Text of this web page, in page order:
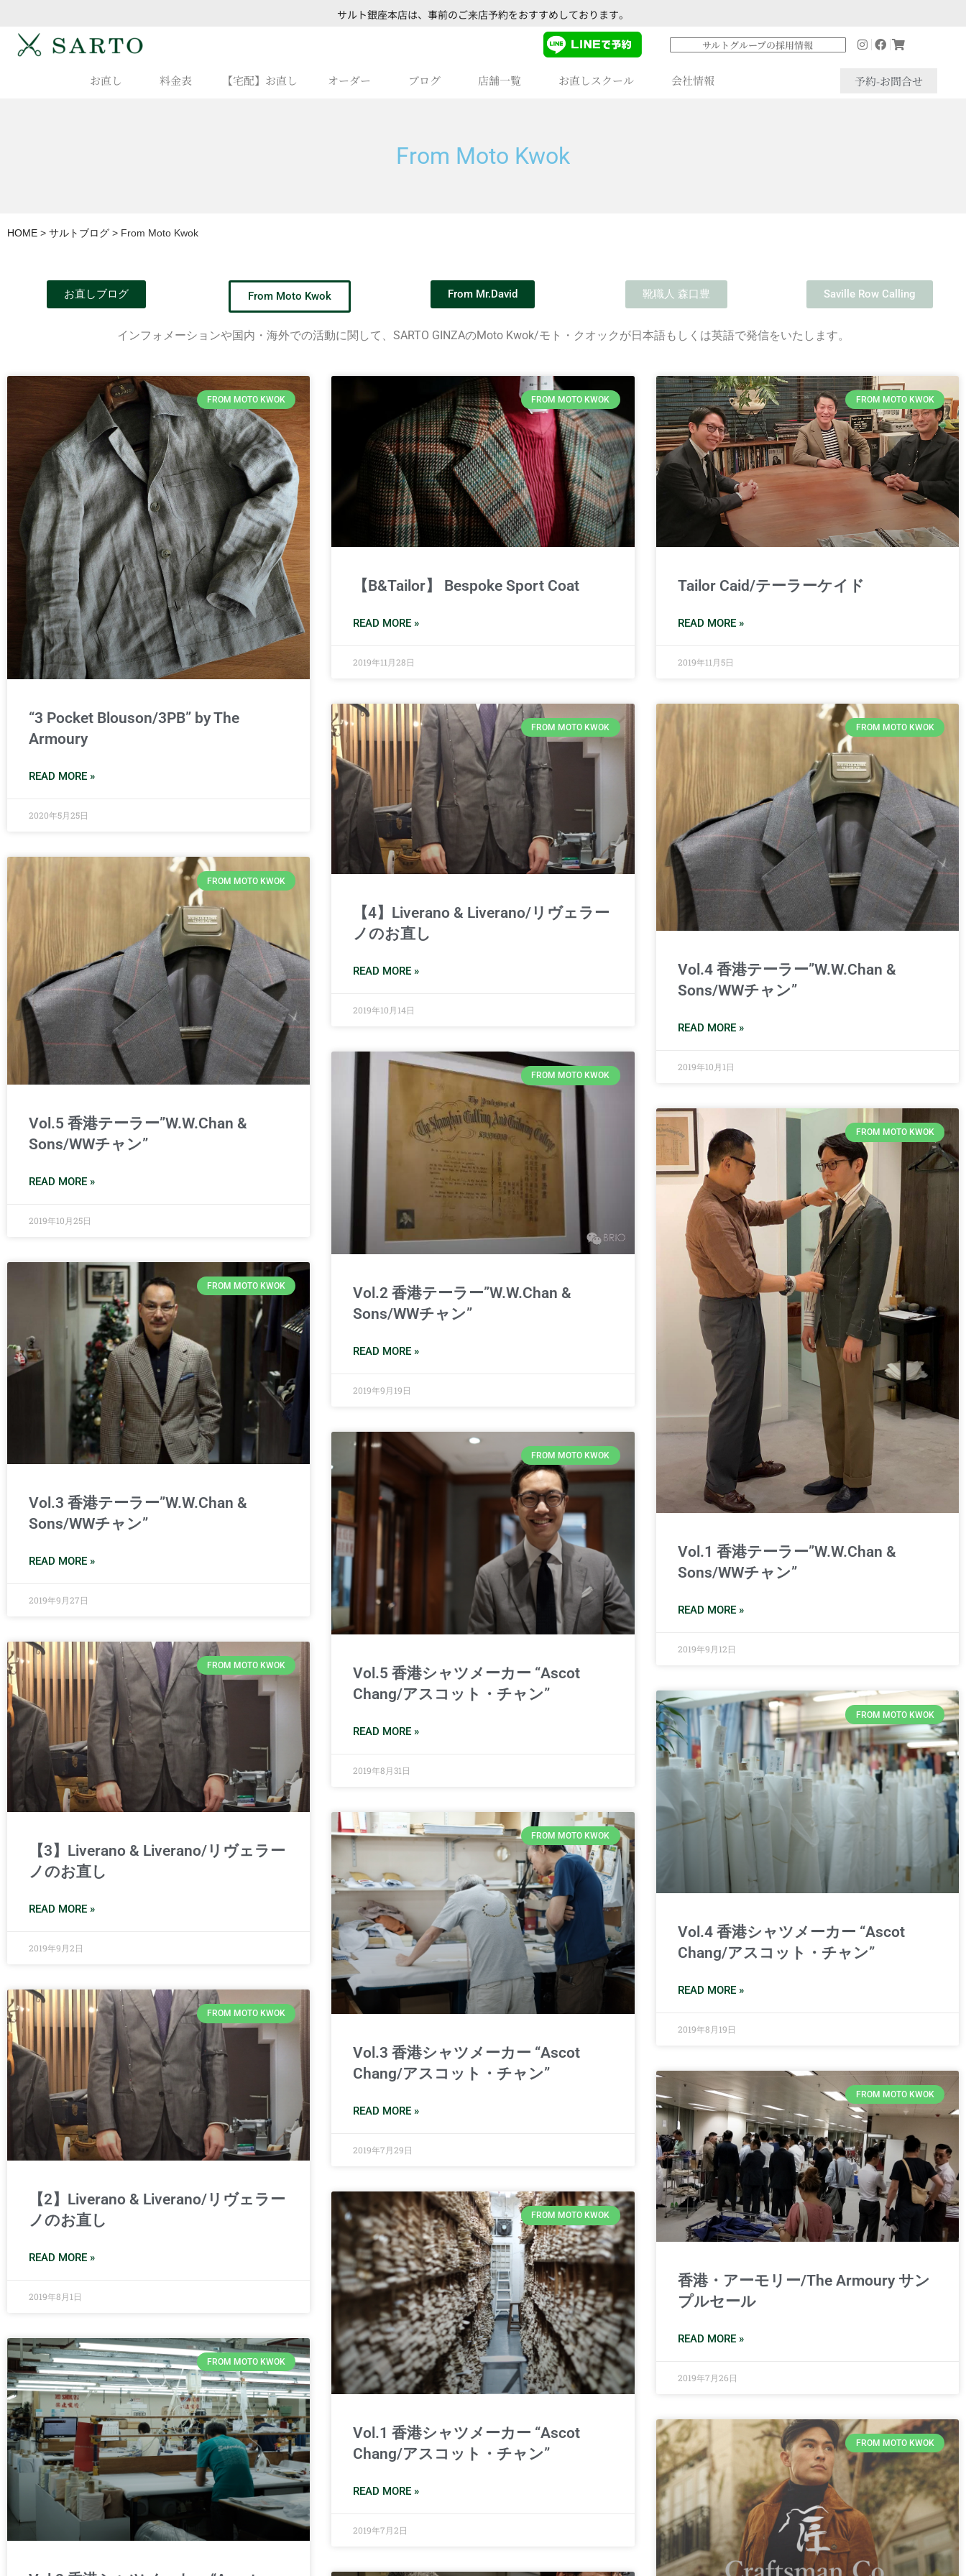
サルト銀座本店は、事前のご来店予約をおすすめしております。
サルトグループの採用情報
お直し 料金表 【宅配】お直し オーダー ブログ 店舗一覧 お直しスクール 会社情報 予約-お問合せ
From Moto Kwok
HOME > サルトブログ > From Moto Kwok
お直しブログ From Moto Kwok From Mr.David 靴職人 森口豊 Saville Row Calling
インフォメーションや国内・海外での活動に関して、SARTO GINZAのMoto Kwok/モト・クオックが日本語もしくは英語で発信をいたします。
FROM MOTO KWOK
“3 Pocket Blouson/3PB” by The
Armoury
READ MORE »
2020年5月25日
FROM MOTO KWOK
【B&Tailor】 Bespoke Sport Coat
READ MORE »
2019年11月28日
FROM MOTO KWOK
Tailor Caid/テーラーケイド
READ MORE »
2019年11月5日
FROM MOTO KWOK
Vol.5 香港テーラー”W.W.Chan &
Sons/WWチャン”
READ MORE »
2019年10月25日
FROM MOTO KWOK
【4】Liverano & Liverano/リヴェラー
ノのお直し
READ MORE »
2019年10月14日
FROM MOTO KWOK
Vol.4 香港テーラー”W.W.Chan &
Sons/WWチャン”
READ MORE »
2019年10月1日
FROM MOTO KWOK
Vol.3 香港テーラー”W.W.Chan &
Sons/WWチャン”
READ MORE »
2019年9月27日
FROM MOTO KWOK
Vol.2 香港テーラー”W.W.Chan &
Sons/WWチャン”
READ MORE »
2019年9月19日
FROM MOTO KWOK
Vol.1 香港テーラー”W.W.Chan &
Sons/WWチャン”
READ MORE »
2019年9月12日
FROM MOTO KWOK
【3】Liverano & Liverano/リヴェラー
ノのお直し
READ MORE »
2019年9月2日
FROM MOTO KWOK
Vol.5 香港シャツメーカー “Ascot
Chang/アスコット・チャン”
READ MORE »
2019年8月31日
FROM MOTO KWOK
Vol.4 香港シャツメーカー “Ascot
Chang/アスコット・チャン”
READ MORE »
2019年8月19日
FROM MOTO KWOK
【2】Liverano & Liverano/リヴェラー
ノのお直し
READ MORE »
2019年8月1日
FROM MOTO KWOK
Vol.3 香港シャツメーカー “Ascot
Chang/アスコット・チャン”
READ MORE »
2019年7月29日
FROM MOTO KWOK
香港・アーモリー/The Armoury サン
プルセール
READ MORE »
2019年7月26日
FROM MOTO KWOK
FROM MOTO KWOK
Vol.1 香港シャツメーカー “Ascot
Chang/アスコット・チャン”
READ MORE »
2019年7月2日
FROM MOTO KWOK